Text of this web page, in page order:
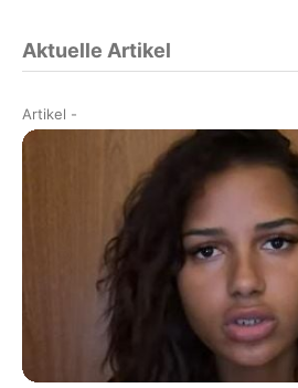
Aktuelle Artikel
Artikel -